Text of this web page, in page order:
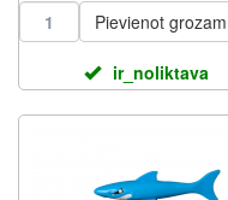
Pievienot grozam
ir_noliktava